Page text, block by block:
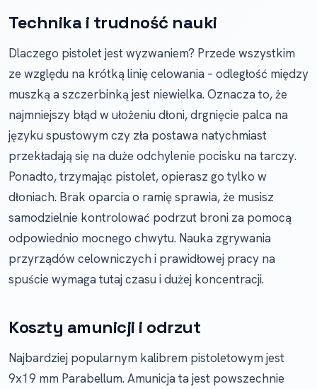
Technika i trudność nauki
Dlaczego pistolet jest wyzwaniem? Przede wszystkim
ze względu na krótką linię celowania – odległość między
muszką a szczerbinką jest niewielka. Oznacza to, że
najmniejszy błąd w ułożeniu dłoni, drgnięcie palca na
języku spustowym czy zła postawa natychmiast
przekładają się na duże odchylenie pocisku na tarczy.
Ponadto, trzymając pistolet, opierasz go tylko w
dłoniach. Brak oparcia o ramię sprawia, że musisz
samodzielnie kontrolować podrzut broni za pomocą
odpowiednio mocnego chwytu. Nauka zgrywania
przyrządów celowniczych i prawidłowej pracy na
spuście wymaga tutaj czasu i dużej koncentracji.
Koszty amunicji i odrzut
Najbardziej popularnym kalibrem pistoletowym jest
9x19 mm Parabellum. Amunicja ta jest powszechnie